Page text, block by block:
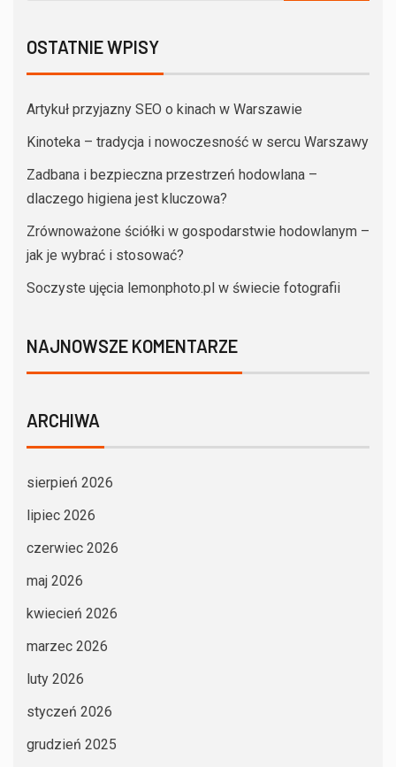
OSTATNIE WPISY
Artykuł przyjazny SEO o kinach w Warszawie
Kinoteka – tradycja i nowoczesność w sercu Warszawy
Zadbana i bezpieczna przestrzeń hodowlana –
dlaczego higiena jest kluczowa?
Zrównoważone ściółki w gospodarstwie hodowlanym –
jak je wybrać i stosować?
Soczyste ujęcia lemonphoto.pl w świecie fotografii
NAJNOWSZE KOMENTARZE
ARCHIWA
sierpień 2026
lipiec 2026
czerwiec 2026
maj 2026
kwiecień 2026
marzec 2026
luty 2026
styczeń 2026
grudzień 2025